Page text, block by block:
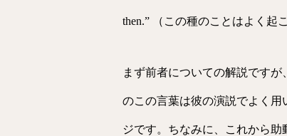
then.” （この種のことはよく起
まず前者についての解説ですが
のこの言葉は彼の演説でよく
ジです。ちなみに、これから助